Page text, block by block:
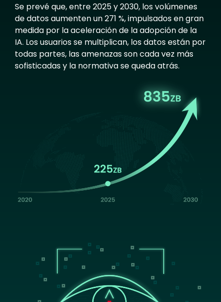
Se prevé que, entre 2025 y 2030, los volúmenes
de datos aumenten un 271 %, impulsados en gran
medida por la aceleración de la adopción de la
IA. Los usuarios se multiplican, los datos están por
todas partes, las amenazas son cada vez más
sofisticadas y la normativa se queda atrás.